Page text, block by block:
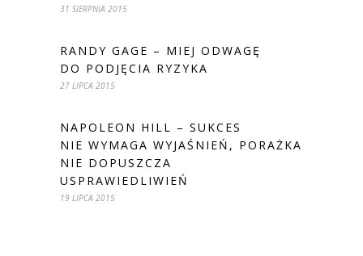
31 SIERPNIA 2015
RANDY GAGE – MIEJ ODWAGĘ
DO PODJĘCIA RYZYKA
27 LIPCA 2015
NAPOLEON HILL – SUKCES
NIE WYMAGA WYJAŚNIEŃ, PORAŻKA
NIE DOPUSZCZA
USPRAWIEDLIWIEŃ
19 LIPCA 2015